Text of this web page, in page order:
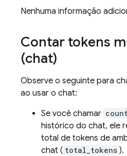
Nenhuma informação
Contar tokens
(chat)
Observe o seguinte para
ao usar o chat:
Se você chamar
histórico do chat, ele
total de tokens de
chat ( total_tokens ).